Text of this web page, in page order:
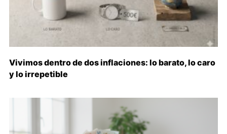
Vivimos dentro de dos inflaciones: lo barato, lo caro
y lo irrepetible